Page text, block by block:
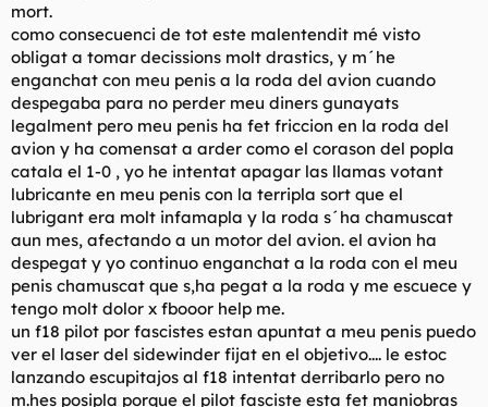
mort.
como consecuenci de tot este malentendit mé visto
obligat a tomar decissions molt drastics, y m´he
enganchat con meu penis a la roda del avion cuando
despegaba para no perder meu diners gunayats
legalment pero meu penis ha fet friccion en la roda del
avion y ha comensat a arder como el corason del popla
catala el 1-0 , yo he intentat apagar las llamas votant
lubricante en meu penis con la terripla sort que el
lubrigant era molt infamapla y la roda s´ha chamuscat
aun mes, afectando a un motor del avion. el avion ha
despegat y yo continuo enganchat a la roda con el meu
penis chamuscat que s,ha pegat a la roda y me escuece y
tengo molt dolor x fbooor help me.
un f18 pilot por fascistes estan apuntat a meu penis puedo
ver el laser del sidewinder fijat en el objetivo.... le estoc
lanzando escupitajos al f18 intentat derribarlo pero no
m.hes posipla porque el pilot fasciste esta fet maniobras